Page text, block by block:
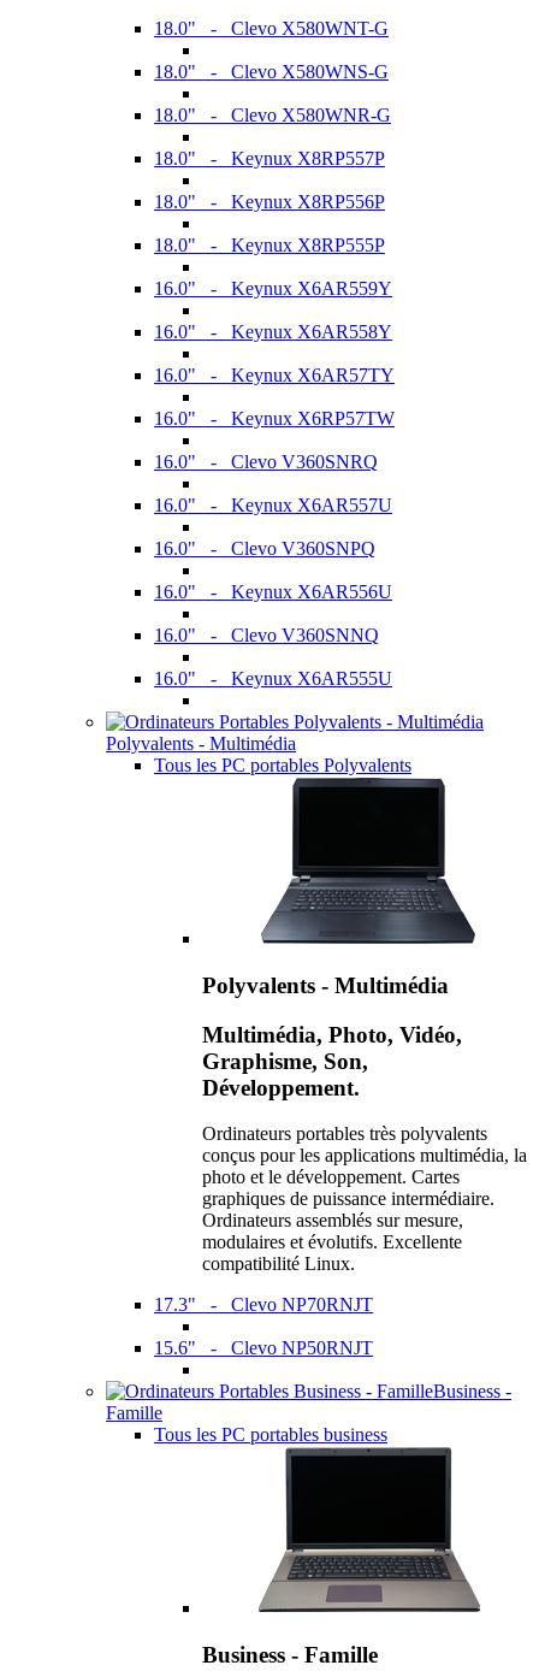
18.0" - Clevo X580WNT-G
18.0" - Clevo X580WNS-G
18.0" - Clevo X580WNR-G
18.0" - Keynux X8RP557P
18.0" - Keynux X8RP556P
18.0" - Keynux X8RP555P
16.0" - Keynux X6AR559Y
16.0" - Keynux X6AR558Y
16.0" - Keynux X6AR57TY
16.0" - Keynux X6RP57TW
16.0" - Clevo V360SNRQ
16.0" - Keynux X6AR557U
16.0" - Clevo V360SNPQ
16.0" - Keynux X6AR556U
16.0" - Clevo V360SNNQ
16.0" - Keynux X6AR555U
Polyvalents - Multimédia
Tous les PC portables Polyvalents
Polyvalents - Multimédia
Multimédia, Photo, Vidéo,
Graphisme, Son,
Développement.
Ordinateurs portables très polyvalents
conçus pour les applications multimédia, la
photo et le développement. Cartes
graphiques de puissance intermédiaire.
Ordinateurs assemblés sur mesure,
modulaires et évolutifs. Excellente
compatibilité Linux.
17.3" - Clevo NP70RNJT
15.6" - Clevo NP50RNJT
Business -
Famille
Tous les PC portables business
Business - Famille